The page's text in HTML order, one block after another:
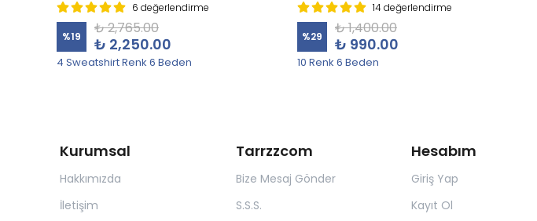
6 değerlendirme
%19 ₺ 2,765.00
₺ 2,250.00
4 Sweatshirt Renk 6 Beden
14 değerlendirme
%29 ₺ 1,400.00
₺ 990.00
10 Renk 6 Beden
Kurumsal
Hakkımızda
İletişim
Tarrzzcom
Bize Mesaj Gönder
S.S.S.
Hesabım
Giriş Yap
Kayıt Ol